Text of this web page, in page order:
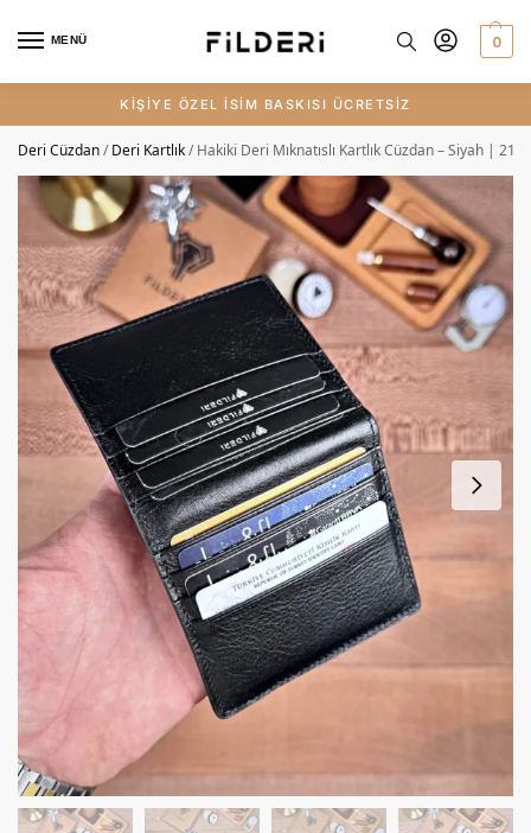
MENÜ 0
KİŞİYE ÖZEL İSİM BASKISI ÜCRETSİZ
Deri Cüzdan/Deri Kartlık/Hakiki Deri Mıknatıslı Kartlık Cüzdan – Siyah | 2138